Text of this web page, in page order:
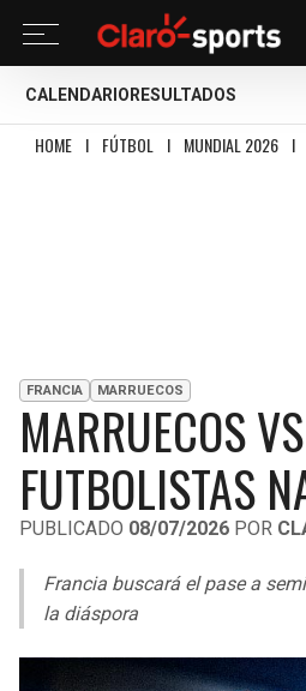
CALENDARIO RESULTADOS
HOME I FÚTBOL I MUNDIAL 2026 I
FRANCIA MARRUECOS
MARRUECOS
FUTBOLISTAS
PUBLICADO 08/07/2026 POR
Francia buscará el pase a
la diáspora